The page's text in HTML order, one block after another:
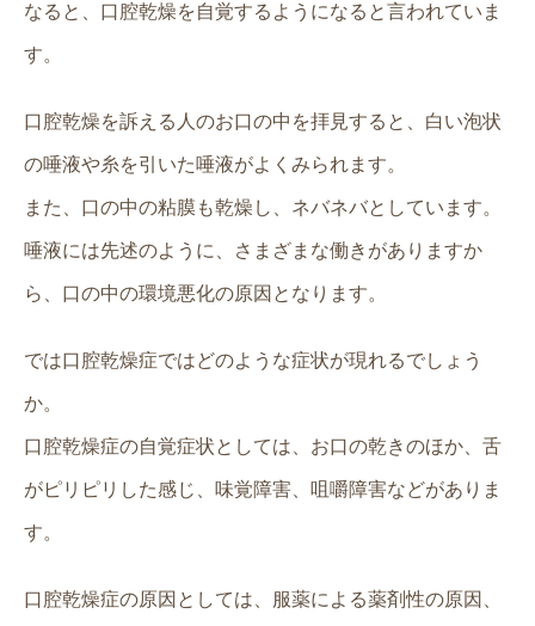
なると、口腔乾燥を自覚するようになると言われていま
す。
口腔乾燥を訴える人のお口の中を拝見すると、白い泡状
の唾液や糸を引いた唾液がよくみられます。
また、口の中の粘膜も乾燥し、ネバネバとしています。
唾液には先述のように、さまざまな働きがありますか
ら、口の中の環境悪化の原因となります。
では口腔乾燥症ではどのような症状が現れるでしょう
か。
口腔乾燥症の自覚症状としては、お口の乾きのほか、舌
がピリピリした感じ、味覚障害、咀嚼障害などがありま
す。
口腔乾燥症の原因としては、服薬による薬剤性の原因、